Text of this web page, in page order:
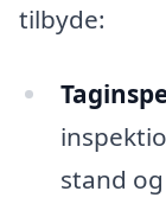
tilbyde:
stand